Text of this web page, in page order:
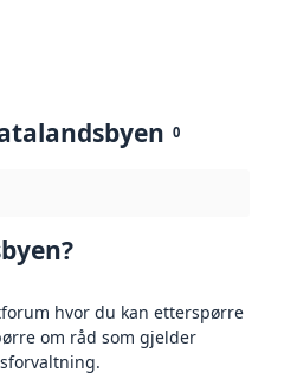
0
hvor du kan etterspørre
om råd som gjelder